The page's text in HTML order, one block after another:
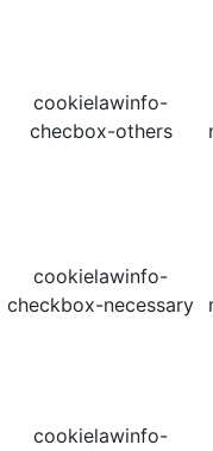
cookielawinfo-
checbox-others
cookielawinfo-
checkbox-necessary
cookielawinfo-